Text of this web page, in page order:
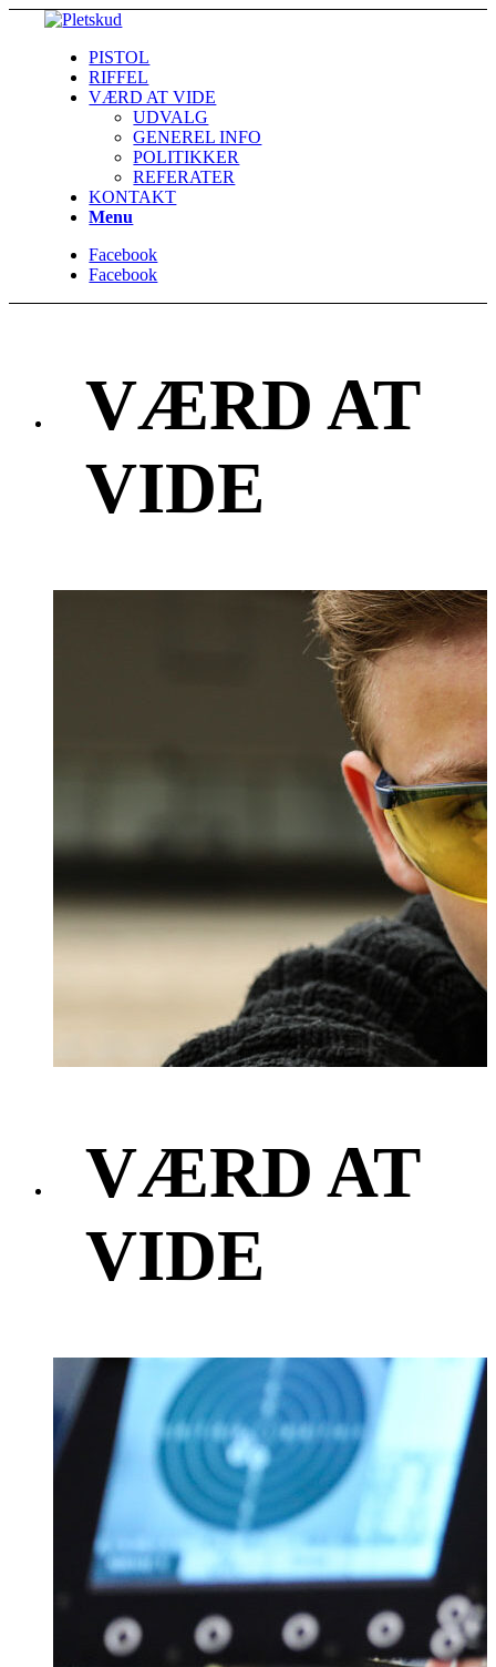
PISTOL
RIFFEL
VÆRD AT VIDE
UDVALG
GENEREL INFO
POLITIKKER
REFERATER
KONTAKT
Menu
Facebook
Facebook
VÆRD AT
VIDE
VÆRD AT
VIDE